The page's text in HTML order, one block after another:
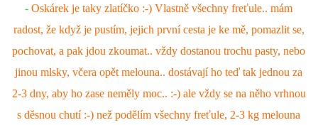
O NÁS :-)
VÝROČNÍ ZPRÁVY
- Oskárek je taky zlatíčko :-) Vlastně všechny freťule.. mám
radost, že když je pustím, jejich první cesta je ke mě, pomazlit se,
pochovat, a pak jdou zkoumat.. vždy dostanou trochu pasty, nebo
jinou mlsky, včera opět melouna.. dostávají ho teď tak jednou za
2-3 dny, aby ho zase neměly moc.. :-) ale vždy se na něho vrhnou
s děsnou chutí :-) než podělím všechny freťule, 2-3 kg melouna